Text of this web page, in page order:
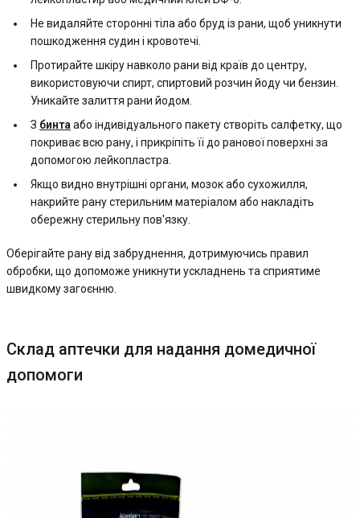
Не видаляйте сторонні тіла або бруд із рани, щоб уникнути
пошкодження судин і кровотечі.
Протирайте шкіру навколо рани від країв до центру,
використовуючи спирт, спиртовий розчин йоду чи бензин.
Уникайте залиття рани йодом.
З бинта або індивідуального пакету створіть салфетку, що
покриває всю рану, і прикріпіть її до ранової поверхні за
допомогою лейкопластра.
Якщо видно внутрішні органи, мозок або сухожилля,
накрийте рану стерильним матеріалом або накладіть
обережну стерильну пов'язку.
Оберігайте рану від забруднення, дотримуючись правил
обробки, що допоможе уникнути ускладнень та сприятиме
швидкому загоєнню.
Склад аптечки для надання домедичної
допомоги